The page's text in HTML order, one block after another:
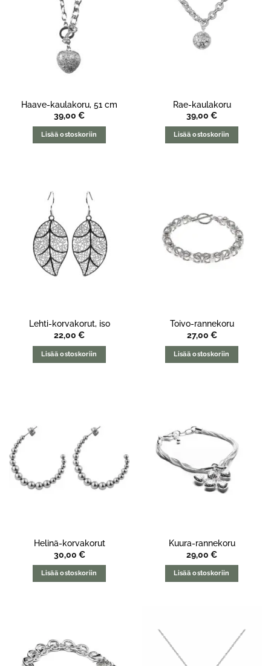
Haave-kaulakoru, 51 cm
39,00 €
Lisää ostoskoriin
Rae-kaulakoru
39,00 €
Lisää ostoskoriin
Lehti-korvakorut, iso
22,00 €
Lisää ostoskoriin
Toivo-rannekoru
27,00 €
Lisää ostoskoriin
Helinä-korvakorut
30,00 €
Lisää ostoskoriin
Kuura-rannekoru
29,00 €
Lisää ostoskoriin